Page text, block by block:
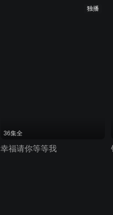
独播
36集全
幸福请你等等我